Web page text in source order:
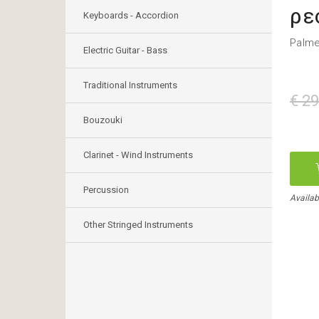
Keyboards - Accordion
Electric Guitar - Bass
Traditional Instruments
Bouzouki
Clarinet - Wind Instruments
Percussion
Other Stringed Instruments
€